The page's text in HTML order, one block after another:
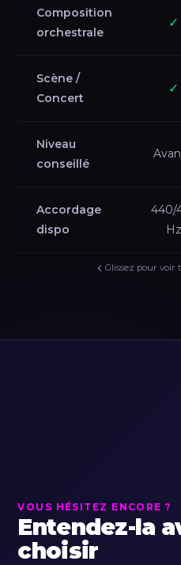
Composition
orchestrale
✓
Scène /
Concert
✓
Niveau
conseillé
Accordage
dispo
440/
Hz
Glissez pour voir
VOUS HÉSITEZ ENCORE ?
Entendez-la
choisir